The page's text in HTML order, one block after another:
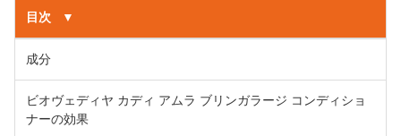
目次 ▼
成分
ビオヴェディヤ カディ アムラ ブリンガラージ コンディショ
ナーの効果